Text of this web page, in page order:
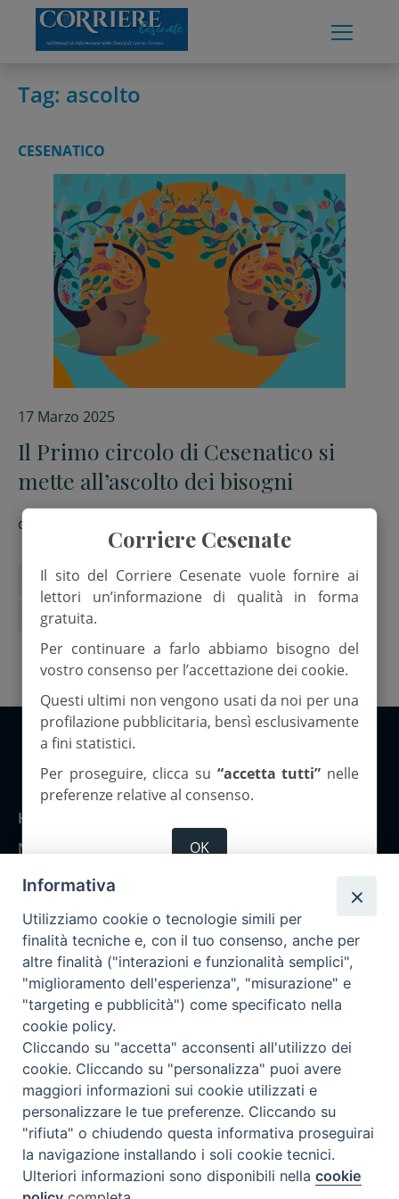
content
Tag: ascolto
CESENATICO
17 Marzo 2025
Il Primo circolo di Cesenatico si
mette all’ascolto dei bisogni
di
adolescenti ascolto disagio psicologico
Primo Circolo didattico Cesenatico
Copyright 2026 ©Corriere Cesenate
Home
Notizie
Rubriche
Chi siamo
Come abbonarsi
Contatti
Corriere Cesenate
Il sito del Corriere Cesenate vuole fornire ai
lettori un’informazione di qualità in forma
gratuita.
Per continuare a farlo abbiamo bisogno del
vostro consenso per l’accettazione dei cookie.
Questi ultimi non vengono usati da noi per una
profilazione pubblicitaria, bensì esclusivamente
a fini statistici.
Per proseguire, clicca su “accetta tutti” nelle
preferenze relative al consenso.
OK
Informativa
Utilizziamo cookie o tecnologie simili per
finalità tecniche e, con il tuo consenso, anche per
altre finalità ("interazioni e funzionalità semplici",
"miglioramento dell'esperienza", "misurazione" e
"targeting e pubblicità") come specificato nella
cookie policy.
Cliccando su "accetta" acconsenti all'utilizzo dei
cookie. Cliccando su "personalizza" puoi avere
maggiori informazioni sui cookie utilizzati e
personalizzare le tue preferenze. Cliccando su
"rifiuta" o chiudendo questa informativa proseguirai
la navigazione installando i soli cookie tecnici.
Ulteriori informazioni sono disponibili nellacookie